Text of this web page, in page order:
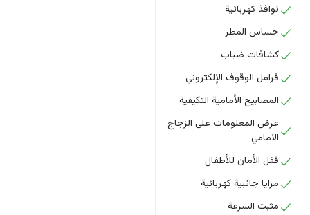
نوافذ كهربائية
حساس المطر
كشافات ضباب
فرامل الوقوف الإلكتروني
المصابيح الأمامية التكيفية
عرض المعلومات على الزجاج
الامامي
قفل الأمان للأطفال
مرايا جانبية كهربائية
مثبت السرعة